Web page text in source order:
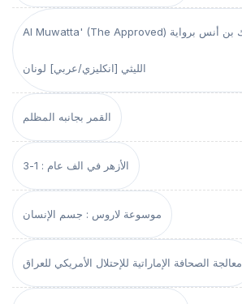
Al Muwatta' (The Approved) الموطأ للإمام مالك بن أنس برواية
الليثي [انكليزي/عربي] لونان
القمر بجانبه المظلم
الأزهر في الف عام : 1-3
موسوعة لاروس : جسم الإنسان
معالجة الصحافة الإماراتية للإحتلال الأمريكي للعراق